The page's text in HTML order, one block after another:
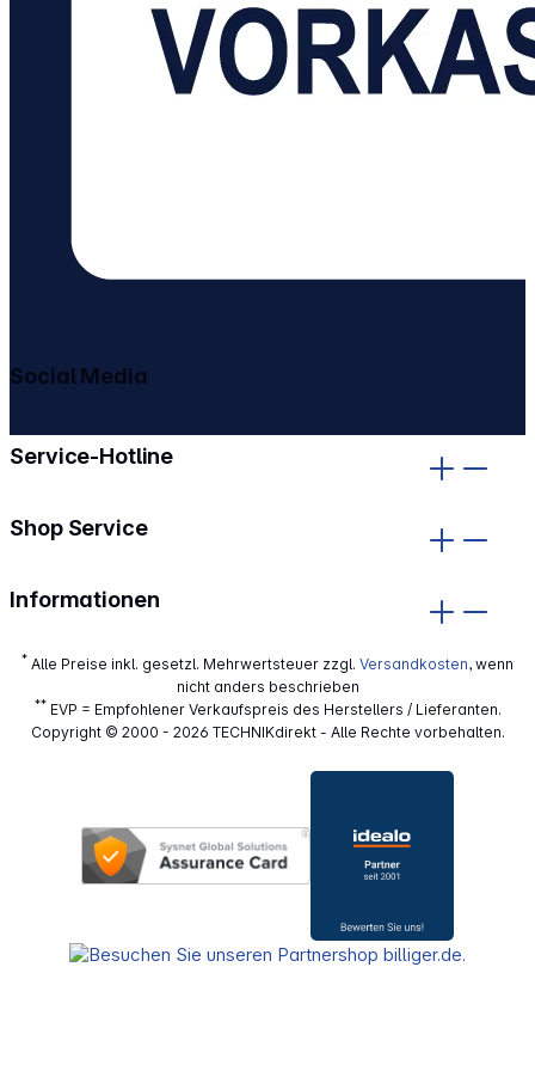
Service-Hotline
Shop Service
Informationen
Social Media
* Alle Preise inkl. gesetzl. Mehrwertsteuer zzgl. Versandkosten, wenn
nicht anders beschrieben
**EVP = Empfohlener Verkaufspreis des Herstellers / Lieferanten.
Copyright © 2000 - 2026 TECHNIKdirekt - Alle Rechte vorbehalten.